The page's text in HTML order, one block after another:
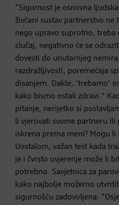
“Sigurnost je osnovna
živčani sustav partnerstvo ne
nego upravo suprotno, treba
slučaj, negativno će se
dovesti do unutarnjeg
razdražljivosti, poremećaja
disanjem. Dakle, 'trebamo'
kako bismo ostali zdravi."
pitanje, nerijetko si
li vjerovati svome partneru ili
iskrena prema meni? Mogu
Uostalom, važan test kada
je i čvrsto uvjerenje može li
potrebno. Savjetnica za
kako najbolje možemo
sigurnošću zadovoljena: